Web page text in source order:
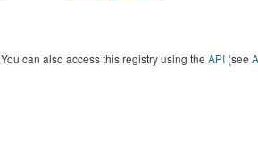
You can also access this registry using the API (see